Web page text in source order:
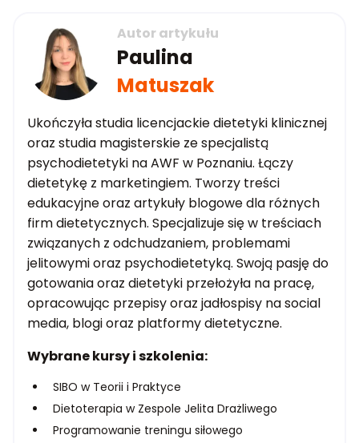
Autor artykułu
Paulina
Matuszak
Ukończyła studia licencjackie dietetyki klinicznej
oraz studia magisterskie ze specjalistą
psychodietetyki na AWF w Poznaniu. Łączy
dietetykę z marketingiem. Tworzy treści
edukacyjne oraz artykuły blogowe dla różnych
firm dietetycznych. Specjalizuje się w treściach
związanych z odchudzaniem, problemami
jelitowymi oraz psychodietetyką. Swoją pasję do
gotowania oraz dietetyki przełożyła na pracę,
opracowując przepisy oraz jadłospisy na social
media, blogi oraz platformy dietetyczne.
Wybrane kursy i szkolenia:
SIBO w Teorii i Praktyce
Dietoterapia w Zespole Jelita Drażliwego
Programowanie treningu siłowego